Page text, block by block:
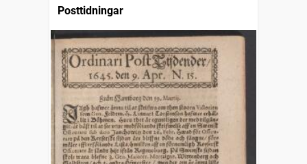
Posttidningar